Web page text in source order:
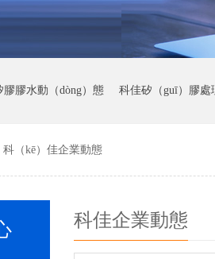
膠膠水動（dòng）態 科佳矽（guī）膠處
科佳快幹膠動態
科（kē）佳企業動態
科佳企業動態